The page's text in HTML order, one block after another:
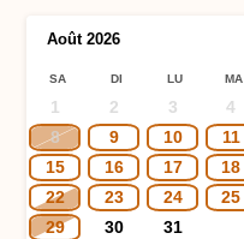
Août 2026
SA DI LU MA
1 2 3 4
8
9 10 11
15
16 17 18
22
23 24 25
29
30 31